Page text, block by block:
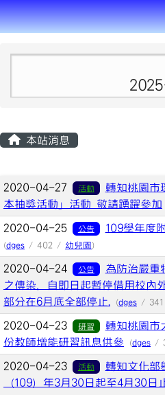
本站消息
文章列表
2020-04-27 活動
轉知桃園市
本抽獎活動」活動 敬請踴躍參加
2020-04-25 公告 109學年度
(dges / 402 / 幼兒園 )
2020-04-24 公告
為防治嚴重
之傳染，自即日起暫停借用校內
部分在6月底全部停止.
(dges /
2020-04-23 研習
轉知桃園市
份教師增能研習訊息供參
(dges /
2020-04-23 活動
轉知文化部
（109）年3月30日起至4月30日